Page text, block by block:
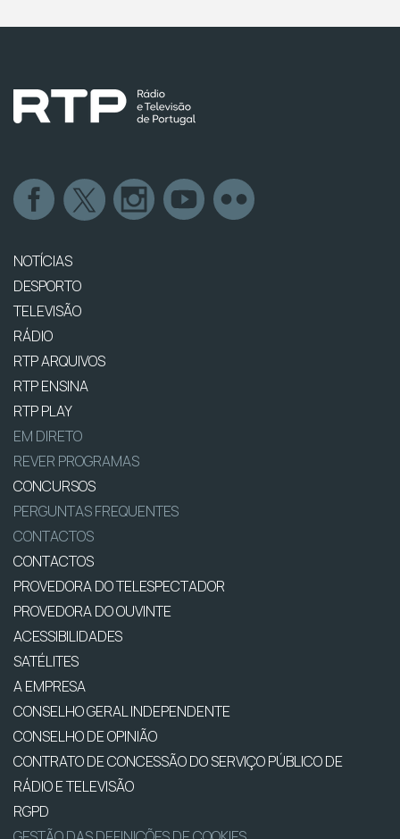
NOTÍCIAS
DESPORTO
TELEVISÃO
RÁDIO
RTP ARQUIVOS
RTP ENSINA
RTP PLAY
EM DIRETO
REVER PROGRAMAS
CONCURSOS
PERGUNTAS FREQUENTES
CONTACTOS
CONTACTOS
PROVEDORA DO TELESPECTADOR
PROVEDORA DO OUVINTE
ACESSIBILIDADES
SATÉLITES
A EMPRESA
CONSELHO GERAL INDEPENDENTE
CONSELHO DE OPINIÃO
CONTRATO DE CONCESSÃO DO SERVIÇO PÚBLICO DE
RÁDIO E TELEVISÃO
RGPD